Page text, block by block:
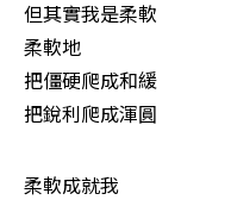
但其實我是柔軟
柔軟地
把僵硬爬成和緩
把銳利爬成渾圓
柔軟成就我